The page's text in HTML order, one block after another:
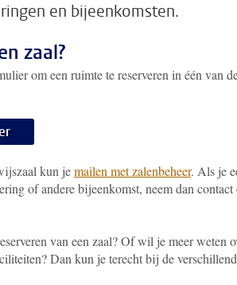
en bijeenkomsten.
zaal?
om een ruimte te reserveren in één van
kun jemailen met zalenbeheer. Als je
of andere bijeenkomst, neem dan contact
van een zaal? Of wil je meer weten
Dan kun je terecht bij de